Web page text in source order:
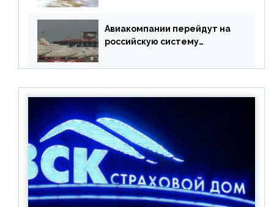
Авиакомпании перейдут на
российскую систему